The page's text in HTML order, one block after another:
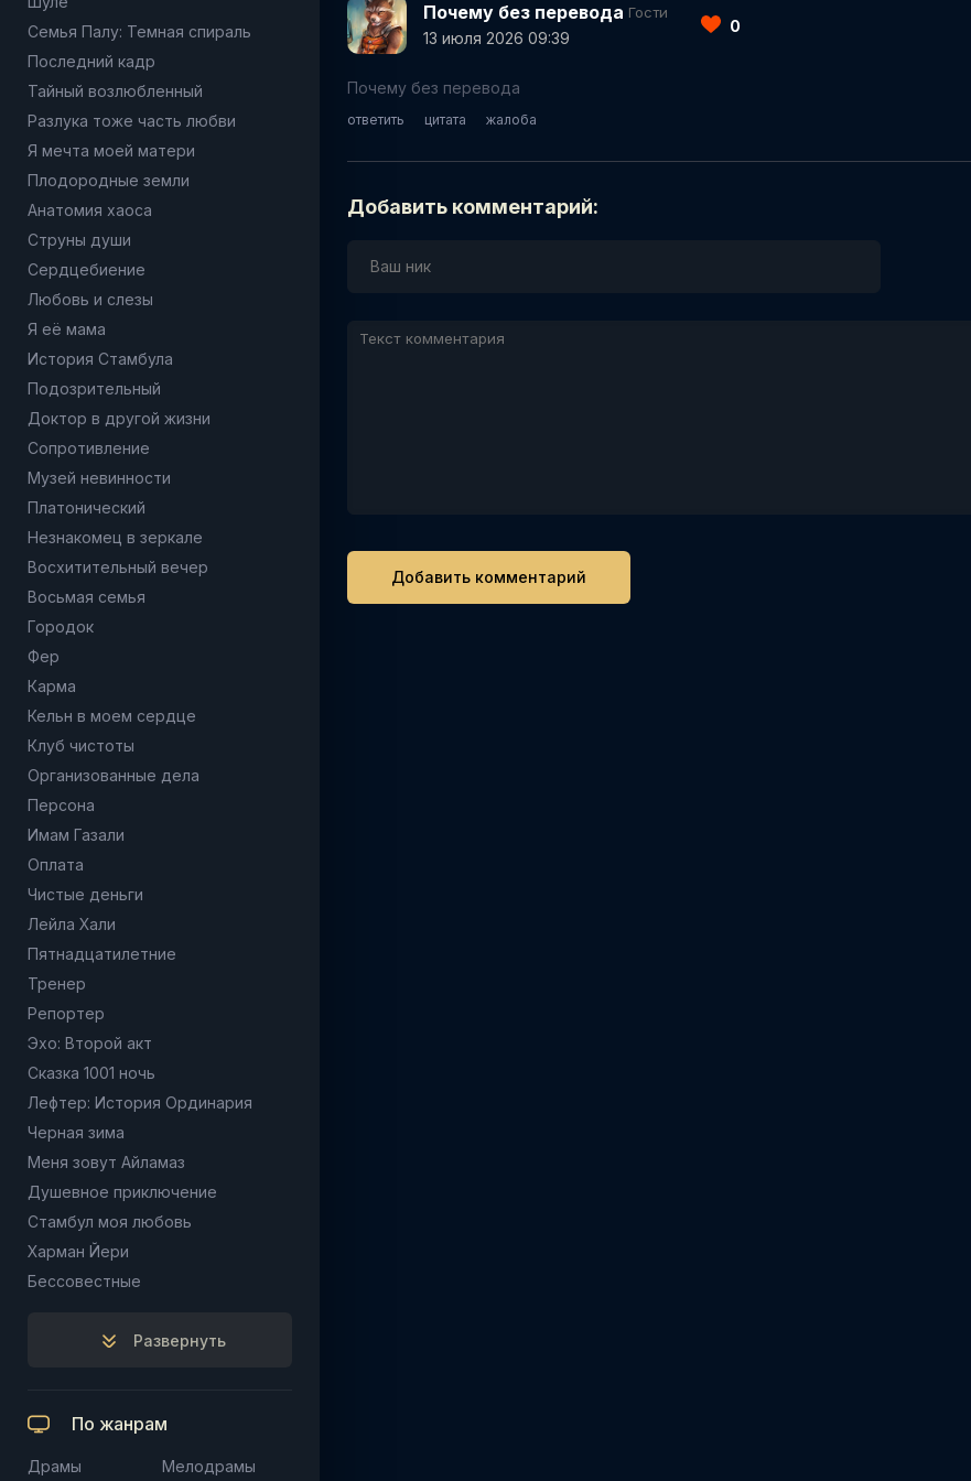
Семья Палу: Темная спираль
Последний кадр
Тайный возлюбленный
Разлука тоже часть любви
Я мечта моей матери
Плодородные земли
Анатомия хаоса
Струны души
Сердцебиение
Любовь и слезы
Я её мама
История Стамбула
Подозрительный
Доктор в другой жизни
Сопротивление
Музей невинности
Платонический
Незнакомец в зеркале
Восхитительный вечер
Восьмая семья
Городок
Фер
Карма
Кельн в моем сердце
Клуб чистоты
Организованные дела
Персона
Имам Газали
Оплата
Чистые деньги
Лейла Хали
Пятнадцатилетние
Тренер
Репортер
Эхо: Второй акт
Сказка 1001 ночь
Лефтер: История Ординария
Черная зима
Меня зовут Айламаз
Душевное приключение
Стамбул моя любовь
Харман Йери
Бессовестные
Развернуть
По жанрам
Драмы Мелодрамы
Почему без перевода Гости
13 июля 2026 09:39
0
Почему без перевода
ответить цитата жалоба
Добавить комментарий: